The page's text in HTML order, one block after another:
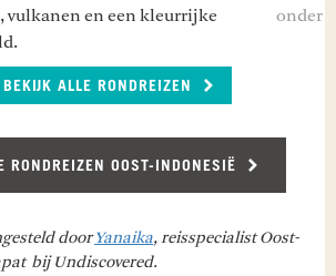
vulkanen en een kleurrijke
BEKIJK ALLE RONDREIZEN
onder
RONDREIZEN OOST-INDONESIË
doorYanaika, reisspecialist Oost-
bij Undiscovered.